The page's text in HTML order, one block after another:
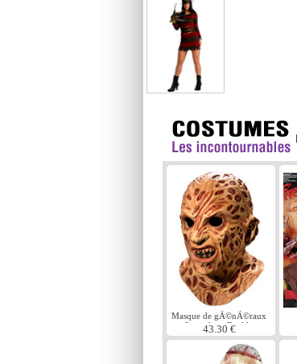
Masque de gÃ©nÃ©raux
Super luxe Freddy
Krueger
43.30 €